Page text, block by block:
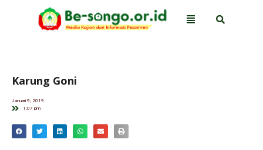
Karung Goni
Januari 9, 2019
1:07 pm